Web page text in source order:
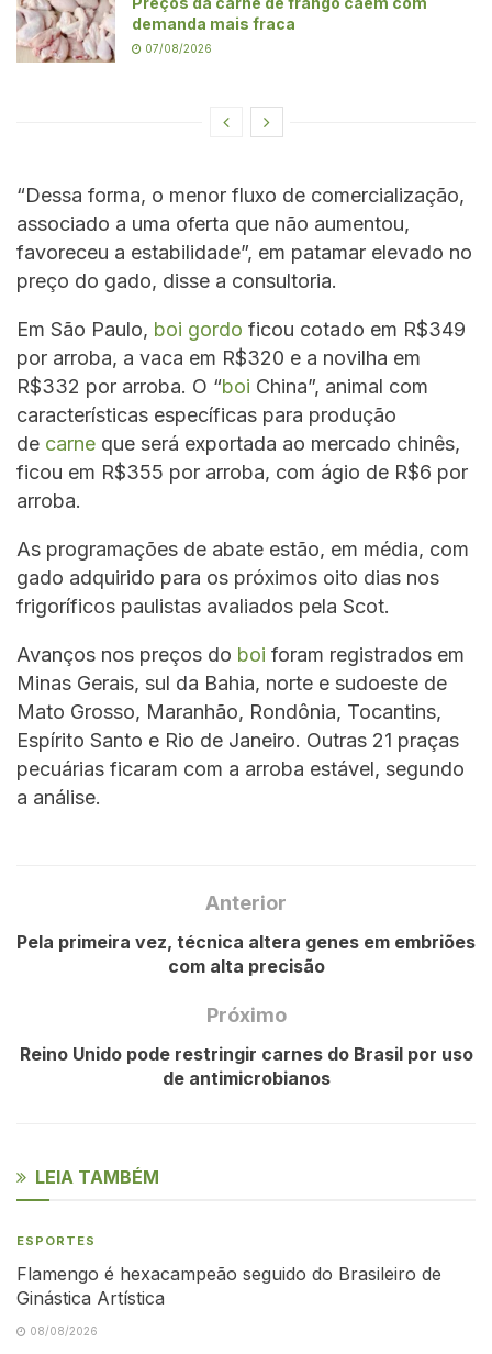
demanda mais fraca
07/08/2026
“Dessa forma, o menor fluxo de comercialização,
associado a uma oferta que não aumentou,
favoreceu a estabilidade”, em patamar elevado no
preço do gado, disse a consultoria.
Em São Paulo, boi gordo ficou cotado em R$349
por arroba, a vaca em R$320 e a novilha em
R$332 por arroba. O “boi China”, animal com
características específicas para produção
de carne que será exportada ao mercado chinês,
ficou em R$355 por arroba, com ágio de R$6 por
arroba.
As programações de abate estão, em média, com
gado adquirido para os próximos oito dias nos
frigoríficos paulistas avaliados pela Scot.
Avanços nos preços do boi foram registrados em
Minas Gerais, sul da Bahia, norte e sudoeste de
Mato Grosso, Maranhão, Rondônia, Tocantins,
Espírito Santo e Rio de Janeiro. Outras 21 praças
pecuárias ficaram com a arroba estável, segundo
a análise.
Anterior
Pela primeira vez, técnica altera genes em embriões
com alta precisão
Próximo
Reino Unido pode restringir carnes do Brasil por uso
de antimicrobianos
LEIA TAMBÉM
ESPORTES
Flamengo é hexacampeão seguido do Brasileiro de
Ginástica Artística
08/08/2026